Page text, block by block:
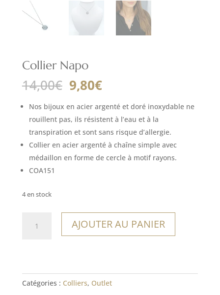
Collier Napo
14,00€ Le
prix
initial
était :
14,00€.
9,80€Le
actuel
est :
9,80€.
Nos bijoux en acier argenté et doré inoxydable ne
rouillent pas, ils résistent à l’eau et à la
transpiration et sont sans risque d’allergie.
Collier en acier argenté à chaîne simple avec
médaillon en forme de cercle à motif rayons.
COA151
4 en stock
AJOUTER AU PANIER
Catégories : Colliers, Outlet